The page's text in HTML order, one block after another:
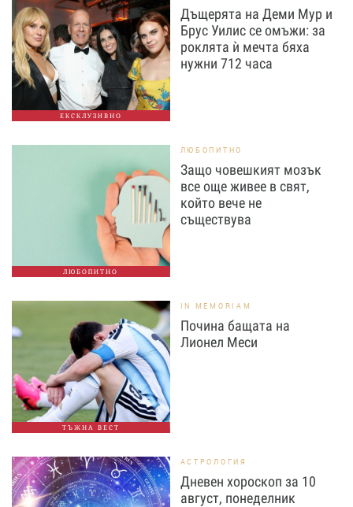
ЕКСКЛУЗИВНО
Дъщерята на Деми Мур и
Брус Уилис се омъжи: за
роклята ѝ мечта бяха
нужни 712 часа
ЛЮБОПИТНО
ЛЮБОПИТНО
Защо човешкият мозък
все още живее в свят,
който вече не
съществува
ТЪЖНА ВЕСТ
IN MEMORIAM
Почина бащата на
Лионел Меси
АСТРОЛОГИЯ
Дневен хороскоп за 10
август, понеделник